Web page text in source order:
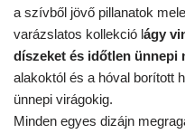
a szívből jövő pillanatok
varázslatos kollekció lágy
díszeket és időtlen ünnepi
alakoktól és a hóval borított
ünnepi virágokig.
Minden egyes dizájn